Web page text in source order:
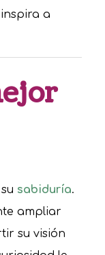
a
sabiduría.
ampliar
su visión